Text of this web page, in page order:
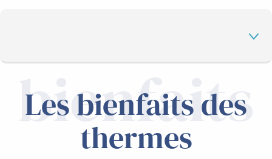
LES THERMES
LES INDICATIONS THÉRAPEUTIQUES
bienfaits
Les bienfaits des
thermes